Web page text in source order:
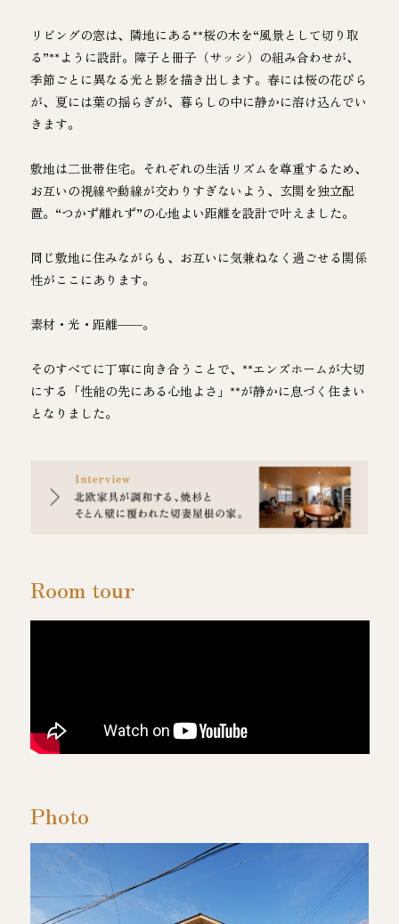
リビングの窓は、隣地にある**桜の木を“風景として切り取
る”**ように設計。障子と冊子（サッシ）の組み合わせが、
季節ごとに異なる光と影を描き出します。春には桜の花びら
が、夏には葉の揺らぎが、暮らしの中に静かに溶け込んでい
きます。
敷地は二世帯住宅。それぞれの生活リズムを尊重するため、
お互いの視線や動線が交わりすぎないよう、玄関を独立配
置。“つかず離れず”の心地よい距離を設計で叶えました。
同じ敷地に住みながらも、お互いに気兼ねなく過ごせる関係
性がここにあります。
素材・光・距離——。
そのすべてに丁寧に向き合うことで、**エンズホームが大切
にする「性能の先にある心地よさ」**が静かに息づく住まい
となりました。
Room tour
Photo